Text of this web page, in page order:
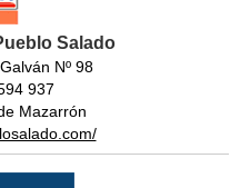
Salado
Nº 98
937
Mazarrón